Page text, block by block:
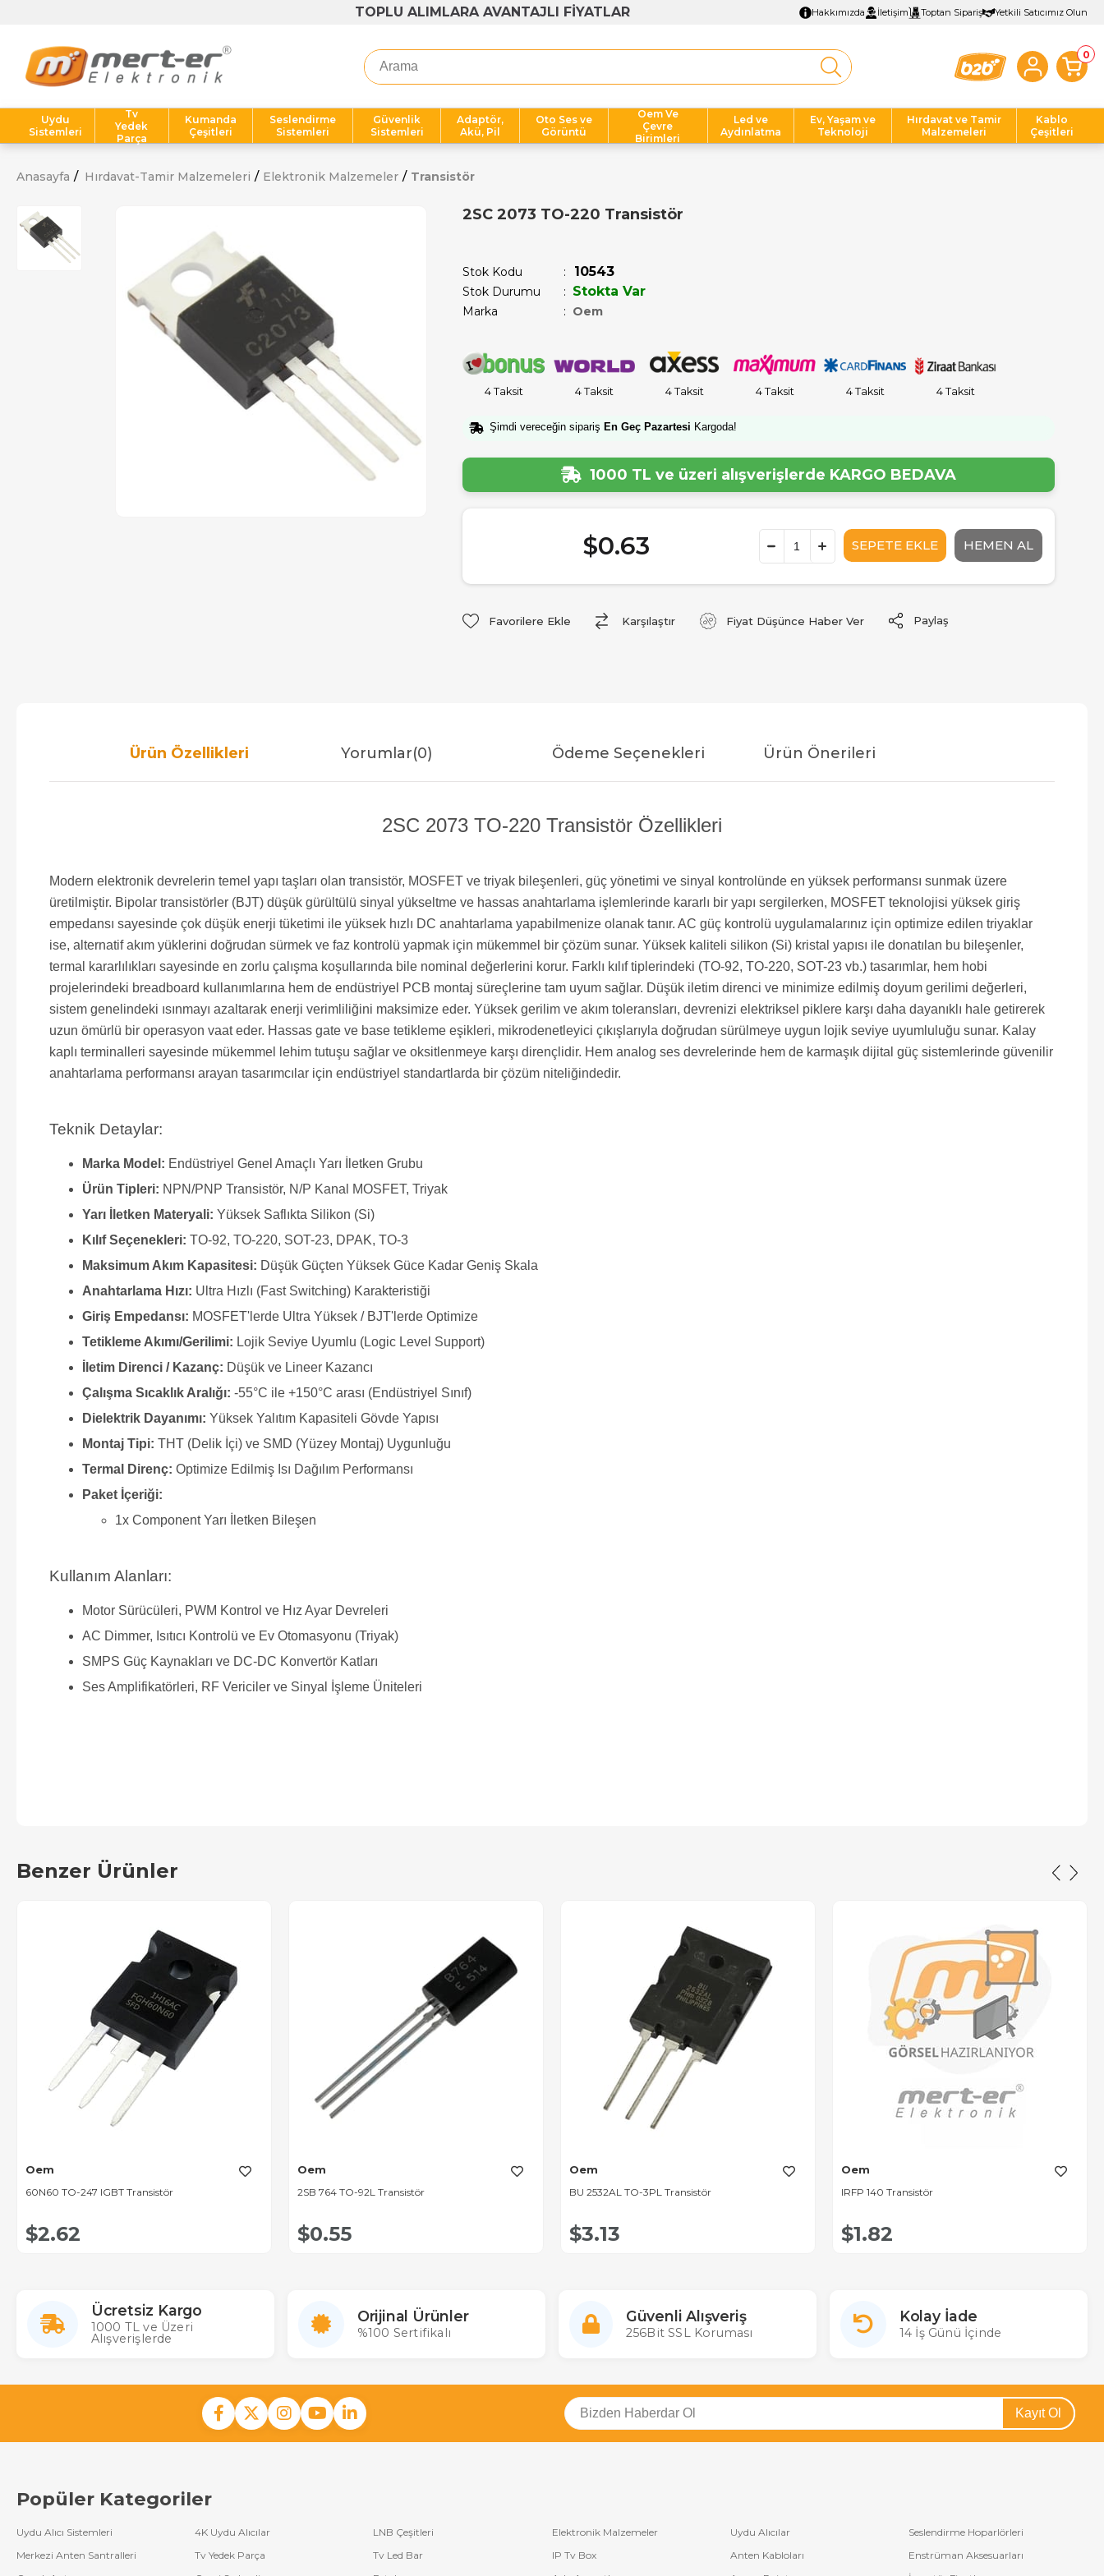
1000 TL ÜZERİ ÜCRETSİZ KARGO Hakkımızda İletişim Toptan Sipariş Yetkili Satıcımız Olun
0
Uydu
Sistemleri
Tv
Yedek
Parça
Kumanda
Çeşitleri
Seslendirme
Sistemleri
Güvenlik
Sistemleri
Adaptör,
Akü, Pil
Oto Ses ve
Görüntü
Oem Ve
Çevre
Birimleri
Led ve
Aydınlatma
Ev, Yaşam ve
Teknoloji
Hırdavat ve Tamir
Malzemeleri
Kablo
Çeşitleri
Anasayfa Hırdavat-Tamir Malzemeleri Elektronik Malzemeler Transistör
2SC 2073 TO-220 Transistör
Stok Kodu 10543
Stok Durumu : Stokta Var
Marka : Oem
4 Taksit 4 Taksit 4 Taksit 4 Taksit 4 Taksit 4 Taksit
Şimdi vereceğin sipariş En Geç Pazartesi Kargoda!
1000 TL ve üzeri alışverişlerde KARGO BEDAVA
$0.63
Favorilere Ekle Karşılaştır Fiyat Düşünce Haber Ver Paylaş
Ürün Özellikleri Yorumlar(0) Ödeme Seçenekleri Ürün Önerileri
2SC 2073 TO-220 Transistör Özellikleri
Modern elektronik devrelerin temel yapı taşları olan transistör, MOSFET ve triyak bileşenleri, güç yönetimi ve sinyal kontrolünde en yüksek performansı sunmak üzere
üretilmiştir. Bipolar transistörler (BJT) düşük gürültülü sinyal yükseltme ve hassas anahtarlama işlemlerinde kararlı bir yapı sergilerken, MOSFET teknolojisi yüksek giriş
empedansı sayesinde çok düşük enerji tüketimi ile yüksek hızlı DC anahtarlama yapabilmenize olanak tanır. AC güç kontrolü uygulamalarınız için optimize edilen triyaklar
ise, alternatif akım yüklerini doğrudan sürmek ve faz kontrolü yapmak için mükemmel bir çözüm sunar. Yüksek kaliteli silikon (Si) kristal yapısı ile donatılan bu bileşenler,
termal kararlılıkları sayesinde en zorlu çalışma koşullarında bile nominal değerlerini korur. Farklı kılıf tiplerindeki (TO-92, TO-220, SOT-23 vb.) tasarımlar, hem hobi
projelerindeki breadboard kullanımlarına hem de endüstriyel PCB montaj süreçlerine tam uyum sağlar. Düşük iletim direnci ve minimize edilmiş doyum gerilimi değerleri,
sistem genelindeki ısınmayı azaltarak enerji verimliliğini maksimize eder. Yüksek gerilim ve akım toleransları, devrenizi elektriksel piklere karşı daha dayanıklı hale getirerek
uzun ömürlü bir operasyon vaat eder. Hassas gate ve base tetikleme eşikleri, mikrodenetleyici çıkışlarıyla doğrudan sürülmeye uygun lojik seviye uyumluluğu sunar. Kalay
kaplı terminalleri sayesinde mükemmel lehim tutuşu sağlar ve oksitlenmeye karşı dirençlidir. Hem analog ses devrelerinde hem de karmaşık dijital güç sistemlerinde güvenilir
anahtarlama performansı arayan tasarımcılar için endüstriyel standartlarda bir çözüm niteliğindedir.
Teknik Detaylar:
Marka Model: Endüstriyel Genel Amaçlı Yarı İletken Grubu
Ürün Tipleri: NPN/PNP Transistör, N/P Kanal MOSFET, Triyak
Yarı İletken Materyali: Yüksek Saflıkta Silikon (Si)
Kılıf Seçenekleri: TO-92, TO-220, SOT-23, DPAK, TO-3
Maksimum Akım Kapasitesi: Düşük Güçten Yüksek Güce Kadar Geniş Skala
Anahtarlama Hızı: Ultra Hızlı (Fast Switching) Karakteristiği
Giriş Empedansı: MOSFET'lerde Ultra Yüksek / BJT'lerde Optimize
Tetikleme Akımı/Gerilimi: Lojik Seviye Uyumlu (Logic Level Support)
İletim Direnci / Kazanç: Düşük ve Lineer Kazancı
Çalışma Sıcaklık Aralığı: -55°C ile +150°C arası (Endüstriyel Sınıf)
Dielektrik Dayanımı: Yüksek Yalıtım Kapasiteli Gövde Yapısı
Montaj Tipi: THT (Delik İçi) ve SMD (Yüzey Montaj) Uygunluğu
Termal Direnç: Optimize Edilmiş Isı Dağılım Performansı
Paket İçeriği:
1x Component Yarı İletken Bileşen
Kullanım Alanları:
Motor Sürücüleri, PWM Kontrol ve Hız Ayar Devreleri
AC Dimmer, Isıtıcı Kontrolü ve Ev Otomasyonu (Triyak)
SMPS Güç Kaynakları ve DC-DC Konvertör Katları
Ses Amplifikatörleri, RF Vericiler ve Sinyal İşleme Üniteleri
Benzer Ürünler
Oem
60N60 TO-247 IGBT Transistör
$2.62
Oem
2SB 764 TO-92L Transistör
$0.55
Oem
BU 2532AL TO-3PL Transistör
$3.13
Oem
IRFP 140 Transistör
$1.82
Ücretsiz Kargo
1000 TL ve Üzeri
Alışverişlerde
Orijinal Ürünler
%100 Sertifikalı
Güvenli Alışveriş
256Bit SSL Koruması
Kolay İade
14 İş Günü İçinde
Kayıt Ol
Popüler Kategoriler
Uydu Alıcı Sistemleri 4K Uydu Alıcılar LNB Çeşitleri Elektronik Malzemeler Uydu Alıcılar
Seslendirme Hoparlörleri
Merkezi Anten Santralleri
Tv Yedek Parça Tv Led Bar IP Tv Box Anten Kabloları
Enstrüman Aksesuarları